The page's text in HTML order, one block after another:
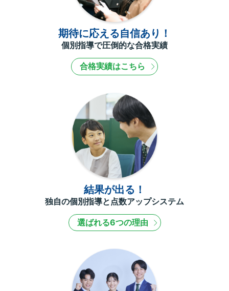
期待に応える自信あり！
個別指導で圧倒的な合格実績
合格実績はこちら
結果が出る！
独自の個別指導と点数アップシステム
選ばれる6つの理由